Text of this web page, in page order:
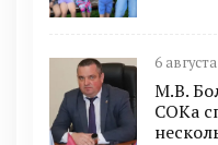
6
М.В.
СОКа